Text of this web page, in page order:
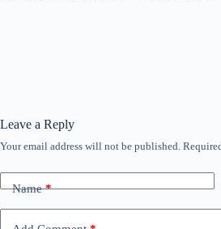
Leave a Reply
Your email address will not be published.
Name*